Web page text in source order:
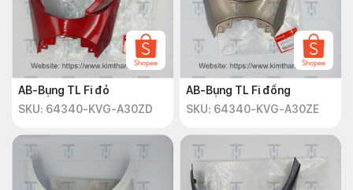
AB-Bụng TL Fi đỏ
SKU: 64340-KVG-A30ZD
AB-Bụng TL Fi đồng
SKU: 64340-KVG-A30ZE